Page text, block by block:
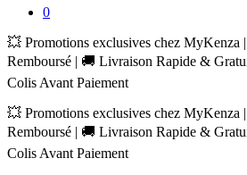
0
💥 Promotions exclusives chez MyKenza
Remboursé | 🚚 Livraison Rapide &
Colis Avant Paiement
💥 Promotions exclusives chez MyKenza
Remboursé | 🚚 Livraison Rapide &
Colis Avant Paiement